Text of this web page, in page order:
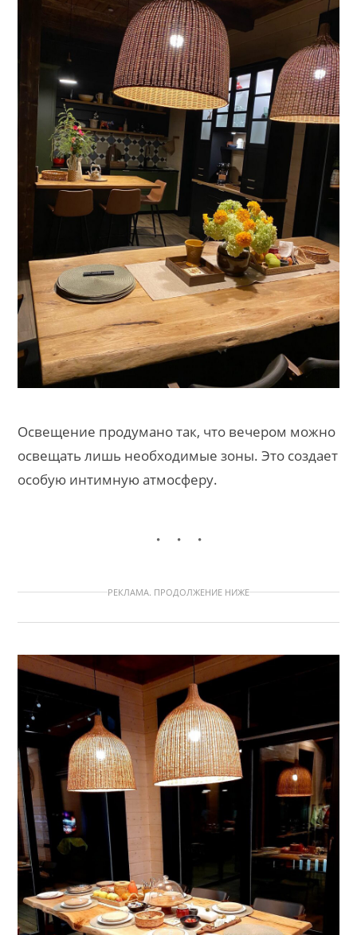
Освещение продумано так, что вечером можно
освещать лишь необходимые зоны. Это создает
особую интимную атмосферу.
РЕКЛАМА. ПРОДОЛЖЕНИЕ НИЖЕ